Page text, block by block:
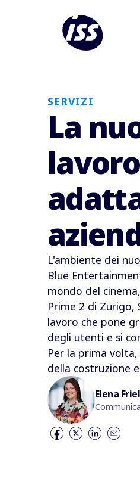
SERVIZI
La
L'ambiente dei
Blue
mondo del
Prime 2 di Zurigo,
lavoro che pone
degli utenti e si
Per la prima
della costruzione
Elena